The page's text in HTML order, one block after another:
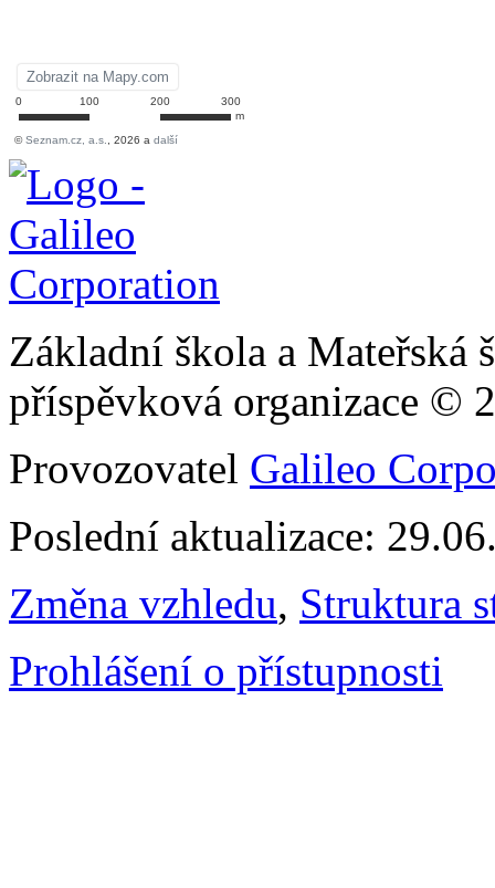
Základní škola a Mateřská
příspěvková organizace ©
Provozovatel Galileo
Poslední aktualizace:
Změna vzhledu, Struktura
Prohlášení o přístupnosti